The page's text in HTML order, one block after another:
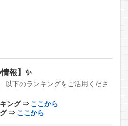
報】✨
以下のランキングをご活用くださ
キング ⇒ ここから
グ ⇒ ここから